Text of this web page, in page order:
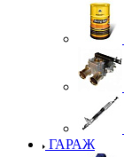
ГАРАЖ